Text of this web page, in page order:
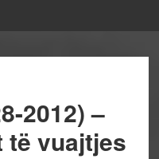
2012) –
të vuajtjes